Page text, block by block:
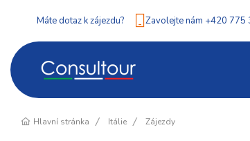
Máte dotaz k zájezdu? Zavolejte nám +420 775
Hlavní stránka Itálie Zájezdy